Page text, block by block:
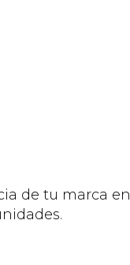
de tu marca en